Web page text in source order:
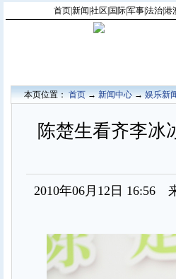
首页|新闻 社区 国际|军事|法治|港
本页位置：首页→新闻中心→娱乐新
陈楚生看齐李冰
2010年06月12日 16:56